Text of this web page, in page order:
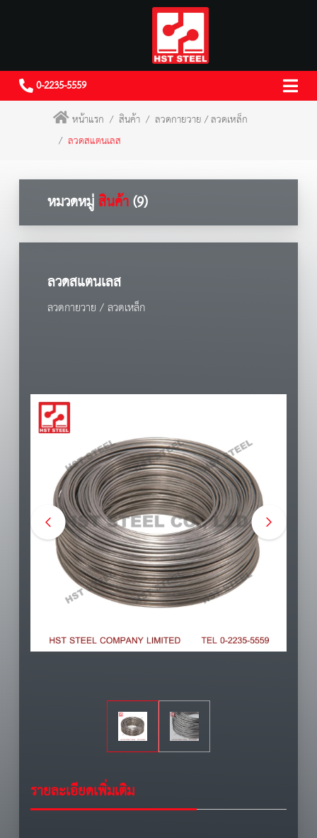
0-2235-5559
หน้าแรก
สินค้า
ลวดกายวาย / ลวดเหล็ก
ลวดสแตนเลส
หมวดหมู่สินค้า(9)
ลวดสแตนเลส
ลวดกายวาย / ลวดเหล็ก
รายละเอียดเพิ่มเติม